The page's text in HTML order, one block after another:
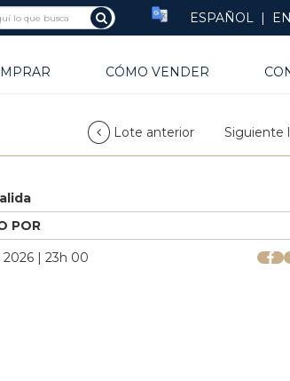
ESPAÑOL |
CÓMO VENDER
Lote anterior Siguiente
POR
| 23h 00